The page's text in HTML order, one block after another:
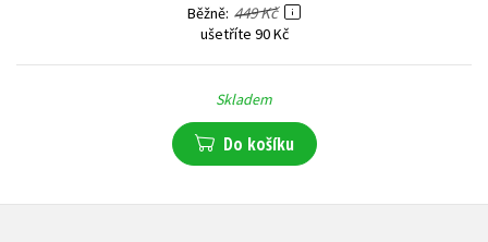
Běžně 449 Kč
ušetříte 90 Kč
Skladem
Do košíku